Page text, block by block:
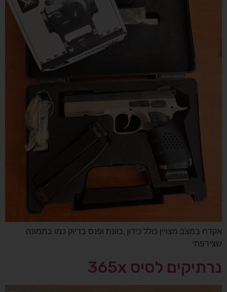
אקדח במצב מצויין כולל כידון ,כוונת ופנס בדיוק כמו בתמונה
שצירפתי
נרתיקים לסיס 365x